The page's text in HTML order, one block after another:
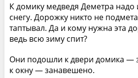
К домику медведя Деметра надо
снегу. Дорожку никто не
таптывал. Да и кому нужна эта
ведь всю зиму спит?
Они подошли к двери домика —
к окну — занавешено.